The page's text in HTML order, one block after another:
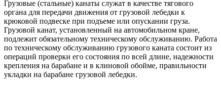
Грузовые (стальные) канаты служат в качестве тягового
органа для передачи движения от грузовой лебедки к
крюковой подвеске при подъеме или опускании груза.
Грузовой канат, установленный на автомобильном кране,
подлежит обязательному техническому обслуживанию. Работа
по техническому обслуживанию грузового каната состоит из
операций проверки его состояния по всей длине, надежности
крепления на барабане и в клиновой обойме, правильности
укладки на барабане грузовой лебедки.